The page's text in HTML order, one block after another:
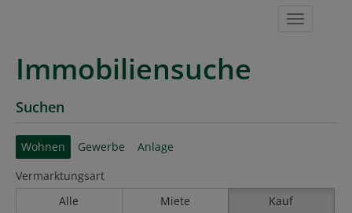
Immobiliensuche
Suchen
Wohnen Gewerbe
Anlage
Vermarktungsart
Alle
Miete Kauf